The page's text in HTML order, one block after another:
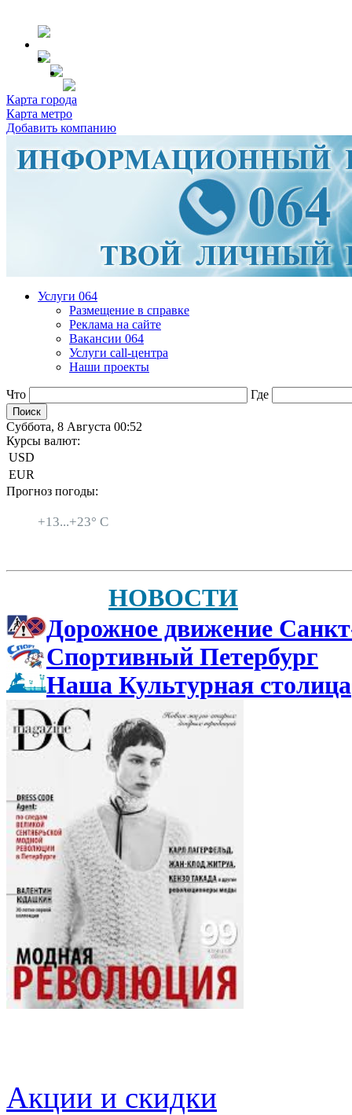
Карта города
Карта метро
Добавить компанию
Услуги 064
Размещение в справке
Реклама на сайте
Вакансии 064
Услуги call-центра
Наши проекты
Что Где
Суббота, 8 Августа 00:52
Курсы валют:
USD
EUR
Прогноз погоды:
+13...+23° C
НОВОСТИ
Дорожное движение
Спортивный Петербург
Наша Культурная столица
Акции и скидки